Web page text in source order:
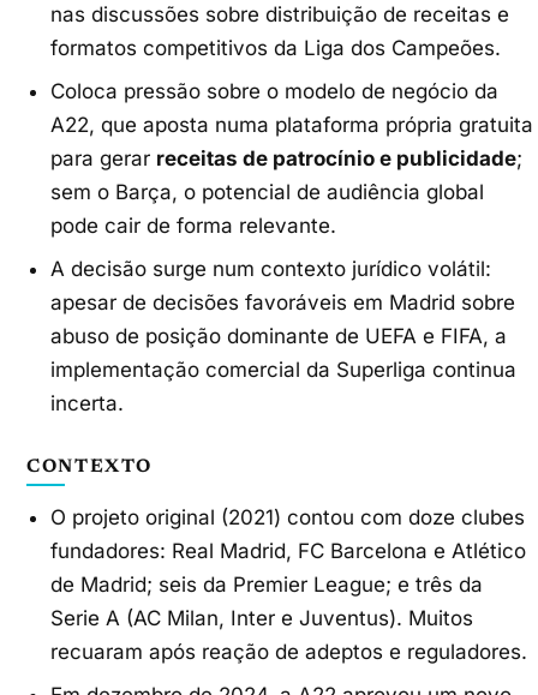
nas discussões sobre distribuição de receitas e
formatos competitivos da Liga dos Campeões.
Coloca pressão sobre o modelo de negócio da
A22, que aposta numa plataforma própria gratuita
para gerar receitas de patrocínio e publicidade;
sem o Barça, o potencial de audiência global
pode cair de forma relevante.
A decisão surge num contexto jurídico volátil:
apesar de decisões favoráveis em Madrid sobre
abuso de posição dominante de UEFA e FIFA, a
implementação comercial da Superliga continua
incerta.
CONTEXTO
O projeto original (2021) contou com doze clubes
fundadores: Real Madrid, FC Barcelona e Atlético
de Madrid; seis da Premier League; e três da
Serie A (AC Milan, Inter e Juventus). Muitos
recuaram após reação de adeptos e reguladores.